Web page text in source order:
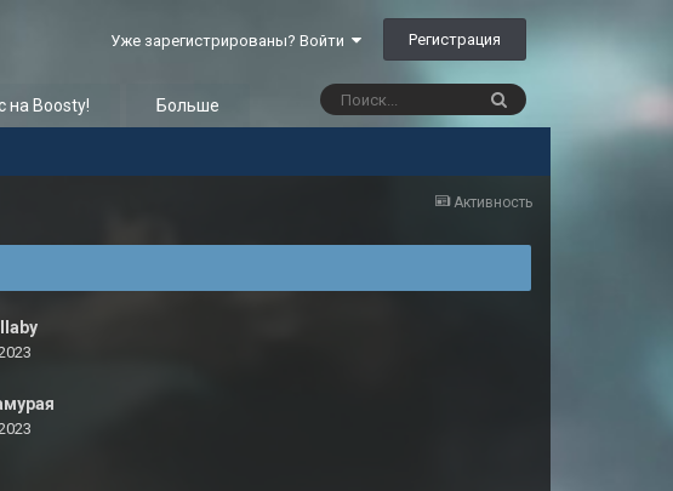
Уже зарегистрированы? Войти Регистрация
на Boosty! Больше
Активность